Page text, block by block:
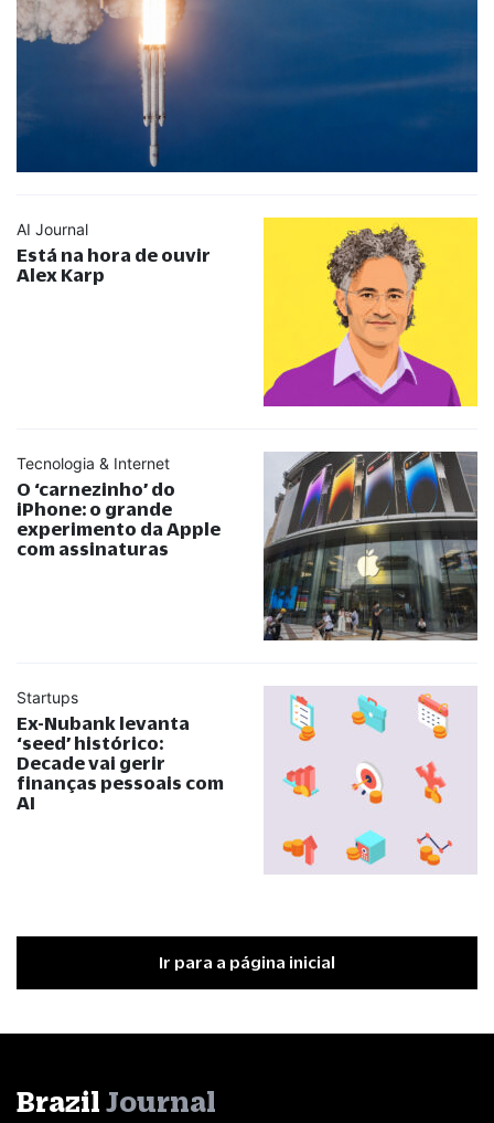
AI Journal
Está na hora de ouvir
Alex Karp
Tecnologia & Internet
O ‘carnezinho’ do
iPhone: o grande
experimento da Apple
com assinaturas
Startups
Ex-Nubank levanta
‘seed’ histórico:
Decade vai gerir
finanças pessoais com
AI
Ir para a página inicial
Brazil Journal